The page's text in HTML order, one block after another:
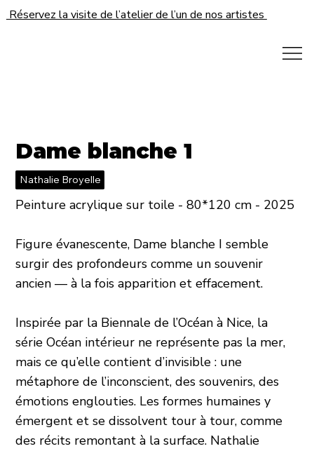
Réservez la visite de l’atelier de l’un de nos artistes
Dame blanche 1
Nathalie Broyelle
Peinture acrylique sur toile - 80*120 cm - 2025
Figure évanescente, Dame blanche I semble
surgir des profondeurs comme un souvenir
ancien — à la fois apparition et effacement.
Inspirée par la Biennale de l’Océan à Nice, la
série Océan intérieur ne représente pas la mer,
mais ce qu’elle contient d’invisible : une
métaphore de l’inconscient, des souvenirs, des
émotions englouties. Les formes humaines y
émergent et se dissolvent tour à tour, comme
des récits remontant à la surface. Nathalie